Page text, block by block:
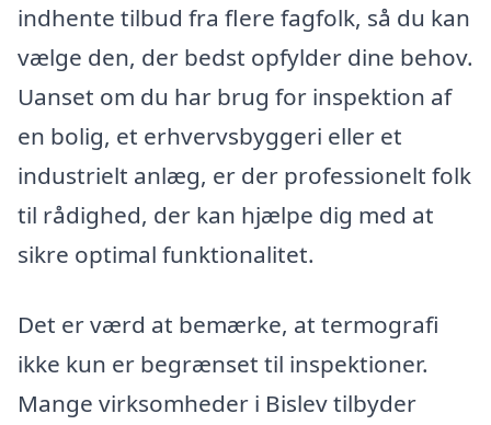
indhente tilbud fra flere fagfolk, så du kan
vælge den, der bedst opfylder dine behov.
Uanset om du har brug for inspektion af
en bolig, et erhvervsbyggeri eller et
industrielt anlæg, er der professionelt folk
til rådighed, der kan hjælpe dig med at
sikre optimal funktionalitet.
Det er værd at bemærke, at termografi
ikke kun er begrænset til inspektioner.
Mange virksomheder i Bislev tilbyder